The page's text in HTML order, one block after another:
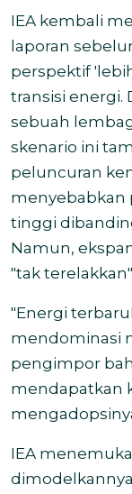
IEA kembali
laporan
perspektif
transisi energi.
sebuah
skenario ini
peluncuran
menyebabkan
tinggi
Namun,
"tak
"Energi
mendominasi
pengimpor
mendapatkan
IEA